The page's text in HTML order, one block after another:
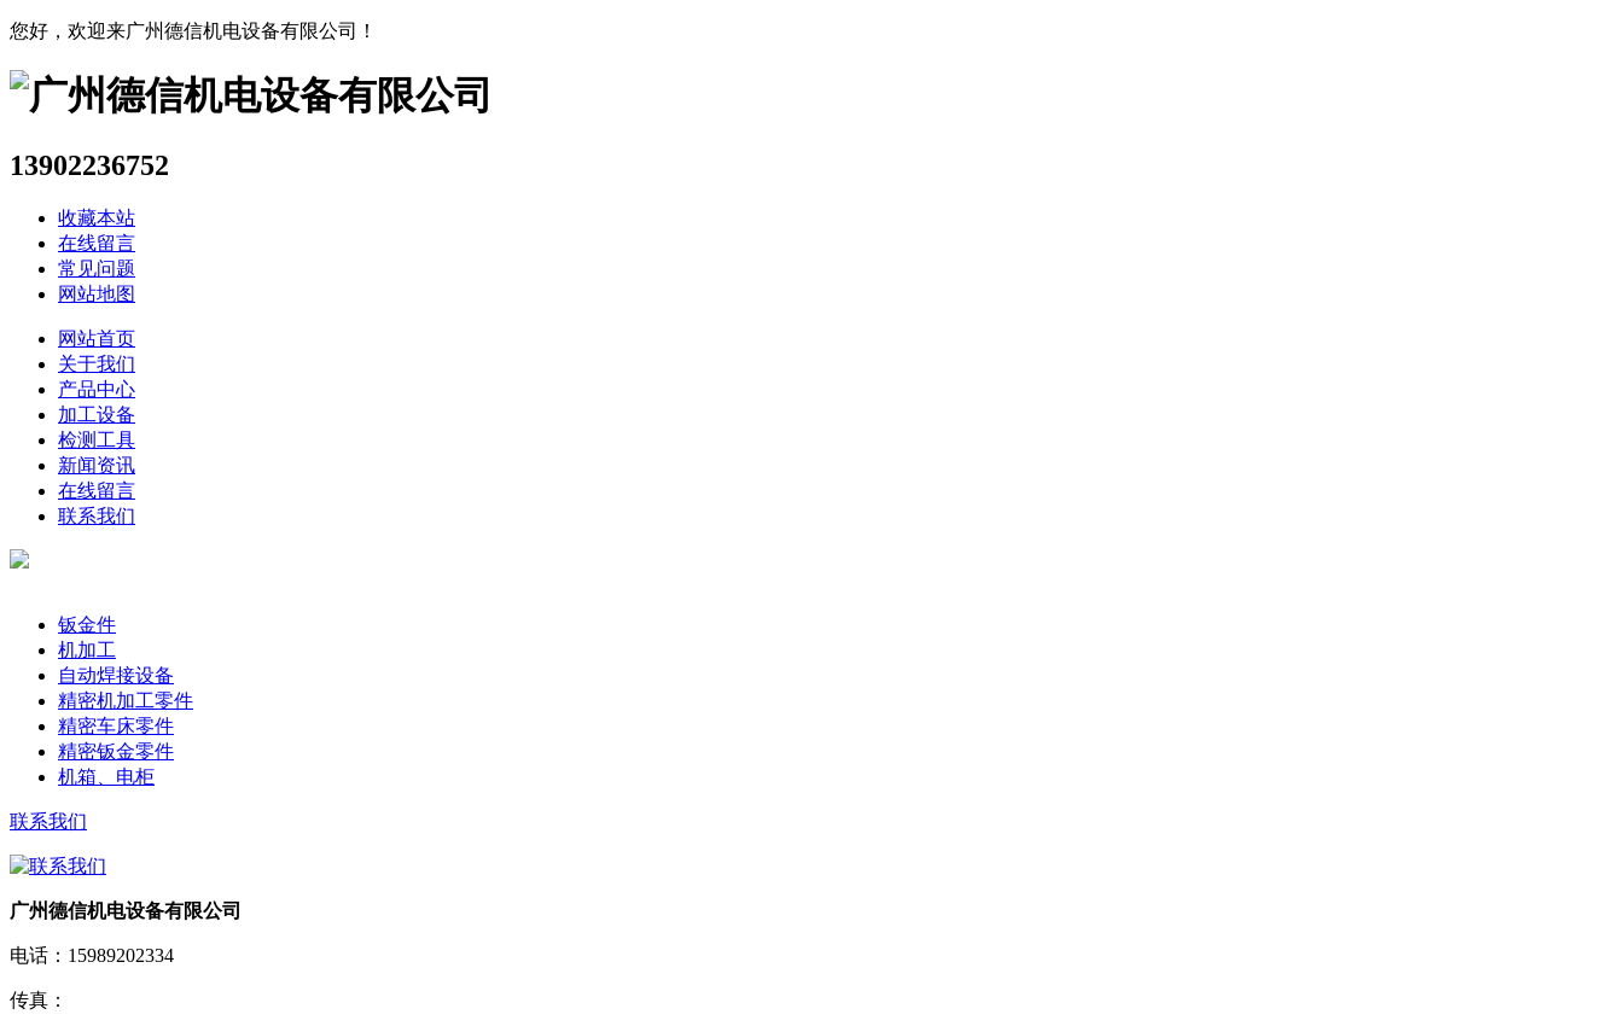
您好，欢迎来广州德信机电设备有限公司！
13902236752
收藏本站
在线留言
常见问题
网站地图
网站首页
关于我们
产品中心
加工设备
检测工具
新闻资讯
在线留言
联系我们
钣金件
机加工
自动焊接设备
精密机加工零件
精密车床零件
精密钣金零件
机箱、电柜
联系我们
广州德信机电设备有限公司
电话： 15989202334
传真：